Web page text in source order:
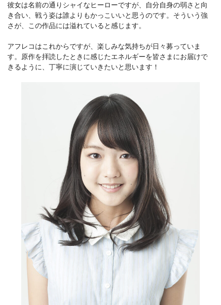
彼女は名前の通りシャイなヒーローですが、自分自身の弱さと向
き合い、戦う姿は誰よりもかっこいいと思うのです。そういう強
さが、この作品には溢れていると感じます。
アフレコはこれからですが、楽しみな気持ちが日々募っていま
す。原作を拝読したときに感じたエネルギーを皆さまにお届けで
きるように、丁寧に演じていきたいと思います！